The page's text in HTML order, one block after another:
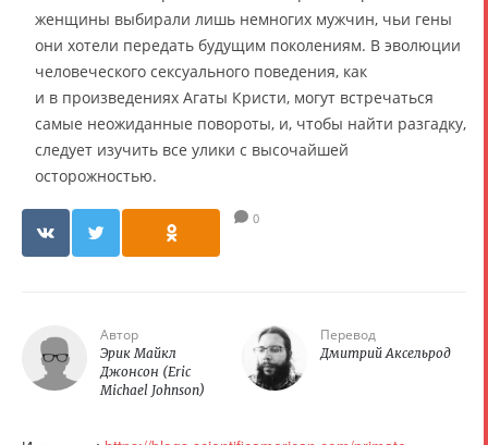
женщины выбирали лишь немногих мужчин, чьи гены
они хотели передать будущим поколениям. В эволюции
человеческого сексуального поведения, как
и в произведениях Агаты Кристи, могут встречаться
самые неожиданные повороты, и, чтобы найти разгадку,
следует изучить все улики с высочайшей
осторожностью.
0
Автор
Эрик Майкл
Джонсон (Eric
Michael Johnson)
Перевод
Дмитрий Аксельрод